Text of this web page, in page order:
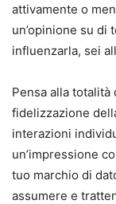
attivamente o
un’opinione su di
influenzarla, sei
Pensa alla
fidelizzazione
interazioni
un’impressione
tuo marchio di
assumere e